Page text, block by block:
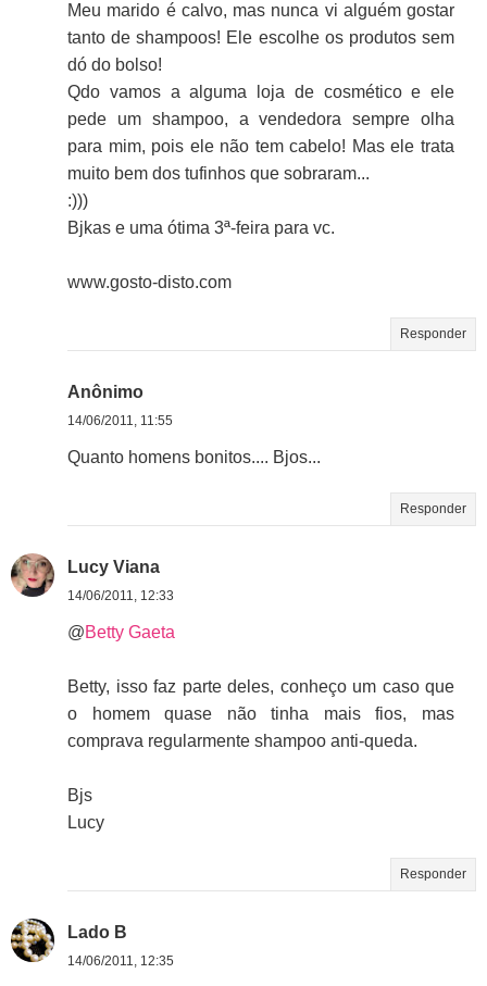
Meu marido é calvo, mas nunca vi alguém gostar
tanto de shampoos! Ele escolhe os produtos sem
dó do bolso!
Qdo vamos a alguma loja de cosmético e ele
pede um shampoo, a vendedora sempre olha
para mim, pois ele não tem cabelo! Mas ele trata
muito bem dos tufinhos que sobraram...
:)))
Bjkas e uma ótima 3ª-feira para vc.
www.gosto-disto.com
Responder
Anônimo
14/06/2011, 11:55
Quanto homens bonitos.... Bjos...
Responder
Lucy Viana
14/06/2011, 12:33
@Betty Gaeta
Betty, isso faz parte deles, conheço um caso que
o homem quase não tinha mais fios, mas
comprava regularmente shampoo anti-queda.
Bjs
Lucy
Responder
Lado B
14/06/2011, 12:35